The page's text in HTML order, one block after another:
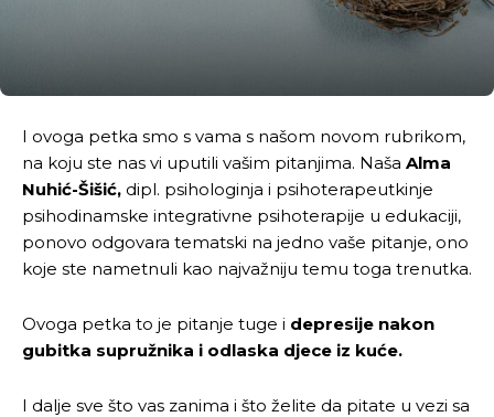
I ovoga petka smo s vama s našom novom rubrikom,
na koju ste nas vi uputili vašim pitanjima. Naša Alma
Nuhić-Šišić, dipl. psihologinja i psihoterapeutkinje
psihodinamske integrativne psihoterapije u edukaciji,
ponovo odgovara tematski na jedno vaše pitanje, ono
koje ste nametnuli kao najvažniju temu toga trenutka.
Ovoga petka to je pitanje tuge i depresije nakon
gubitka supružnika i odlaska djece iz kuće.
I dalje sve što vas zanima i što želite da pitate u vezi sa